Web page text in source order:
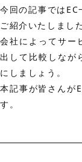
今回の記事では
ご紹介いたしました
会社によってサー
出して比較しなが
にしましょう。
本記事が皆さんが
す。